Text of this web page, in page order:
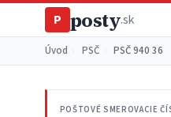
P posty.sk
Úvod PSČ PSČ 940 36
POŠTOVÉ SMEROVACIE